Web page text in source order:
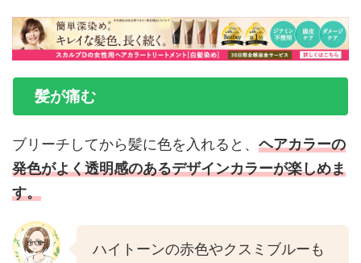
髪が痛む
ブリーチしてから髪に色を入れると、 ヘアカラーの
発色がよく透明感のあるデザインカラーが楽しめま
す。
ハイトーンの赤色やクスミブルーも